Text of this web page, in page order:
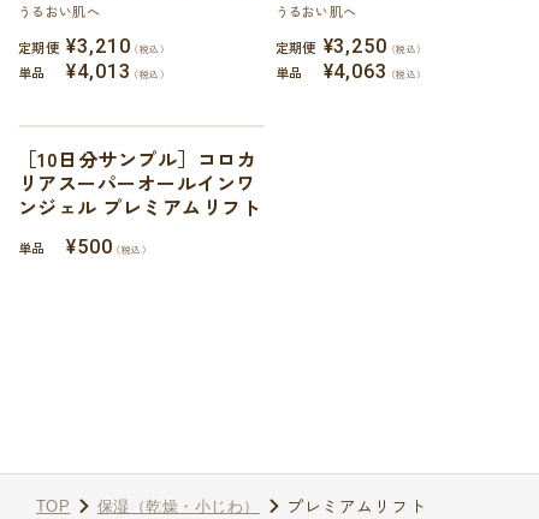
うるおい肌へ
定期便 ¥3,210（税込）
単品 ¥4,013（税込）
うるおい肌へ
定期便 ¥3,250（税込）
単品 ¥4,063（税込）
［10日分サンプル］コロカ
リアスーパーオールインワ
ンジェル プレミアムリフト
単品 ¥500（税込）
TOP 保湿（乾燥・小じわ） プレミアムリフト